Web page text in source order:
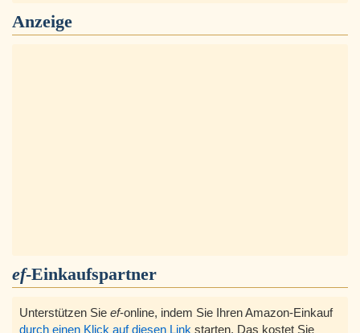
Anzeige
ef-Einkaufspartner
Unterstützen Sie ef-online, indem Sie Ihren Amazon-Einkauf
durch einen Klick auf diesen Link starten, Das kostet Sie